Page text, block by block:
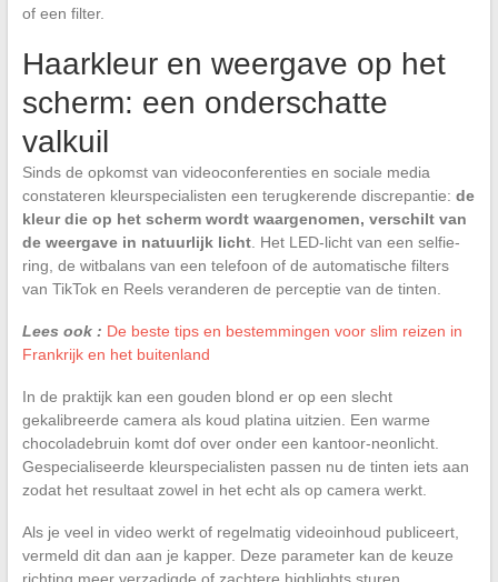
of een filter.
Haarkleur en weergave op het
scherm: een onderschatte
valkuil
Sinds de opkomst van videoconferenties en sociale media
constateren kleurspecialisten een terugkerende discrepantie: de
kleur die op het scherm wordt waargenomen, verschilt van
de weergave in natuurlijk licht. Het LED-licht van een selfie-
ring, de witbalans van een telefoon of de automatische filters
van TikTok en Reels veranderen de perceptie van de tinten.
Lees ook : De beste tips en bestemmingen voor slim reizen in
Frankrijk en het buitenland
In de praktijk kan een gouden blond er op een slecht
gekalibreerde camera als koud platina uitzien. Een warme
chocoladebruin komt dof over onder een kantoor-neonlicht.
Gespecialiseerde kleurspecialisten passen nu de tinten iets aan
zodat het resultaat zowel in het echt als op camera werkt.
Als je veel in video werkt of regelmatig videoinhoud publiceert,
vermeld dit dan aan je kapper. Deze parameter kan de keuze